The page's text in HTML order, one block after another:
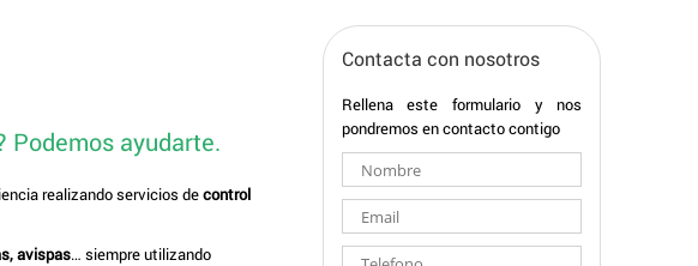
Podemos ayudarte.
realizando servicios decontrol
avispas… siempre utilizando
Contacta con nosotros
Rellena este formulario y nos
pondremos en contacto contigo